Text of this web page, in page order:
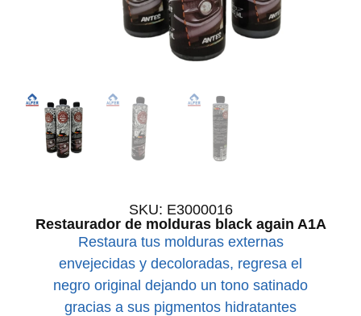
SKU: E3000016
Restaurador de molduras black again A1A
Restaura tus molduras externas
envejecidas y decoloradas, regresa el
negro original dejando un tono satinado
gracias a sus pigmentos hidratantes